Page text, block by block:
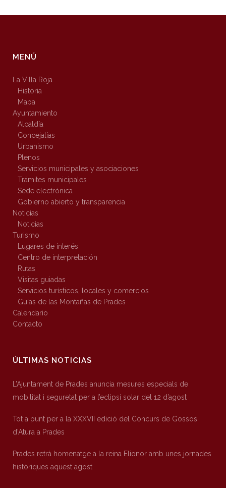
MENÚ
La Villa Roja
Historia
Mapa
Ayuntamiento
Alcaldía
Concejalías
Urbanismo
Plenos
Servicios municipales y asociaciones
Trámites municipales
Sede electrónica
Gobierno abierto y transparencia
Noticias
Noticias
Turismo
Lugares de interés
Centro de interpretación
Rutas
Visitas guiadas
Servicios turísticos, locales y comercios
Guías de las Montañas de Prades
Calendario
Contacto
ÚLTIMAS NOTICIAS
L’Ajuntament de Prades anuncia mesures especials de
mobilitat i seguretat per a l’eclipsi solar del 12 d’agost
Tot a punt per a la XXXVII edició del Concurs de Gossos
d’Atura a Prades
Prades retrà homenatge a la reina Elionor amb unes jornades
històriques aquest agost